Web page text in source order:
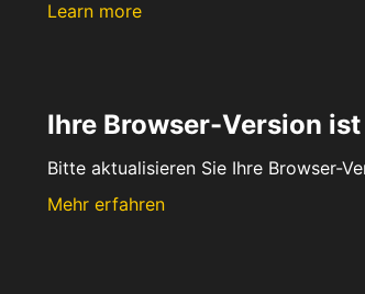
Learn more
Ihre Browser-Version
Bitte aktualisieren Sie Ihre Browser-
Mehr erfahren